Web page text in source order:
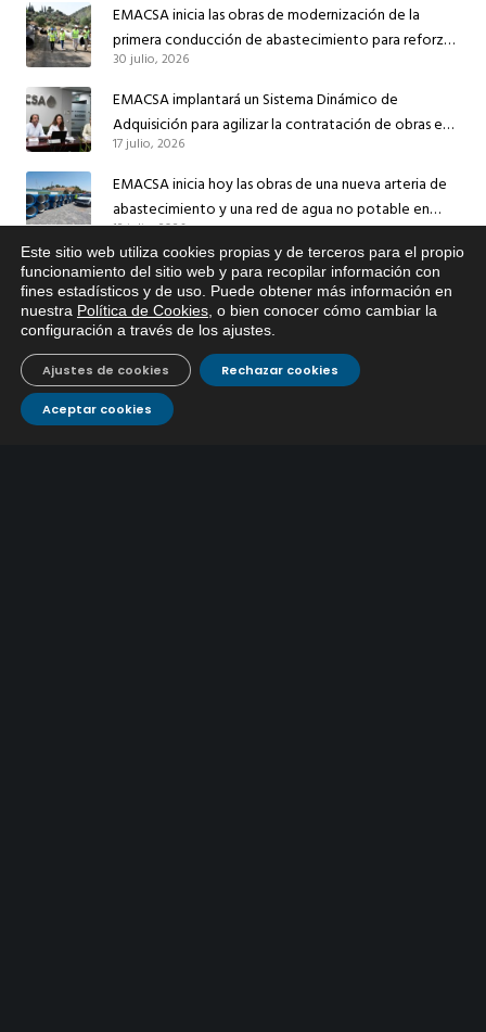
EMACSA inicia las obras de modernización de la
primera conducción de abastecimiento para reforzar
el suministro de agua de Córdoba
30 julio, 2026
EMACSA implantará un Sistema Dinámico de
Adquisición para agilizar la contratación de obras en
sus redes e instalaciones
17 julio, 2026
EMACSA inicia hoy las obras de una nueva arteria de
abastecimiento y una red de agua no potable en
Ingeniero Ruiz de Azúa
13 julio, 2026
Caracterización ZA Córdoba Red Quemadas- 1ª Sem
2026
9 julio, 2026
Caracterización ZA Córdoba Red Carrera Caballo-1º
Sem 2026
9 julio, 2026
Este sitio web utiliza cookies propias y de terceros para el propio
funcionamiento del sitio web y para recopilar información con
fines estadísticos y de uso. Puede obtener más información en
nuestra Política de Cookies , o bien conocer cómo cambiar la
configuración a través de los ajustes
Aceptar cookies
Rechazar cookies
Ajustes de cookies
Si tiene cualquier duda sobre
EMACSA, haga click abajo.